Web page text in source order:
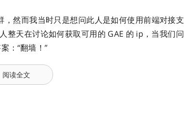
然而我当时只是想问此人是如何使用前端对接支
整天在讨论如何获取可用的 GAE 的 ip，当我们问
：“翻墙！”
阅读全文